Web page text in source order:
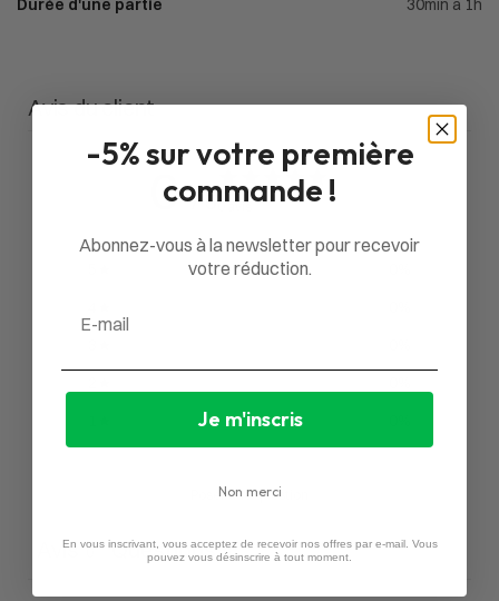
Durée d'une partie 30min à 1h
Avis du client
0 / 50 avis
Poser une question
Avis 0 Questions 0
-5% sur votre première
commande !
Abonnez-vous à la newsletter pour recevoir
votre réduction.
Je m'inscris
Non merci
En vous inscrivant, vous acceptez de recevoir nos offres par e-mail. Vous
pouvez vous désinscrire à tout moment.